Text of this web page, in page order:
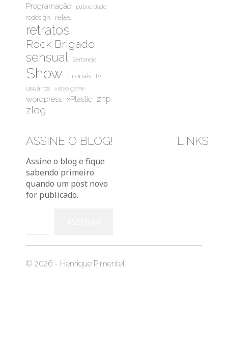
Programação publicidade
redesign retes
retratos
Rock Brigade
sensual Sertanejo
Show tutoriais tv
usuários video game
wordpress xPlastic zhp
zlog
ASSINE O BLOG!
Assine o blog e fique
sabendo primeiro
quando um post novo
for publicado.
LINKS
© 2026 - Henrique Pimentel